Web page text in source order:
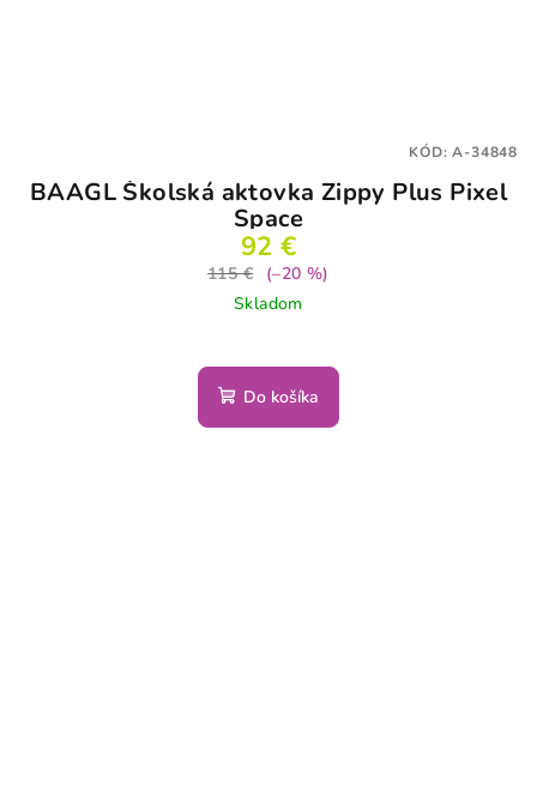
BAAGL Školská aktovka Zippy Plus Pixel
Space
92 €
115 €
(–20 %)
Skladom
Do košíka
KÓD:A-34848